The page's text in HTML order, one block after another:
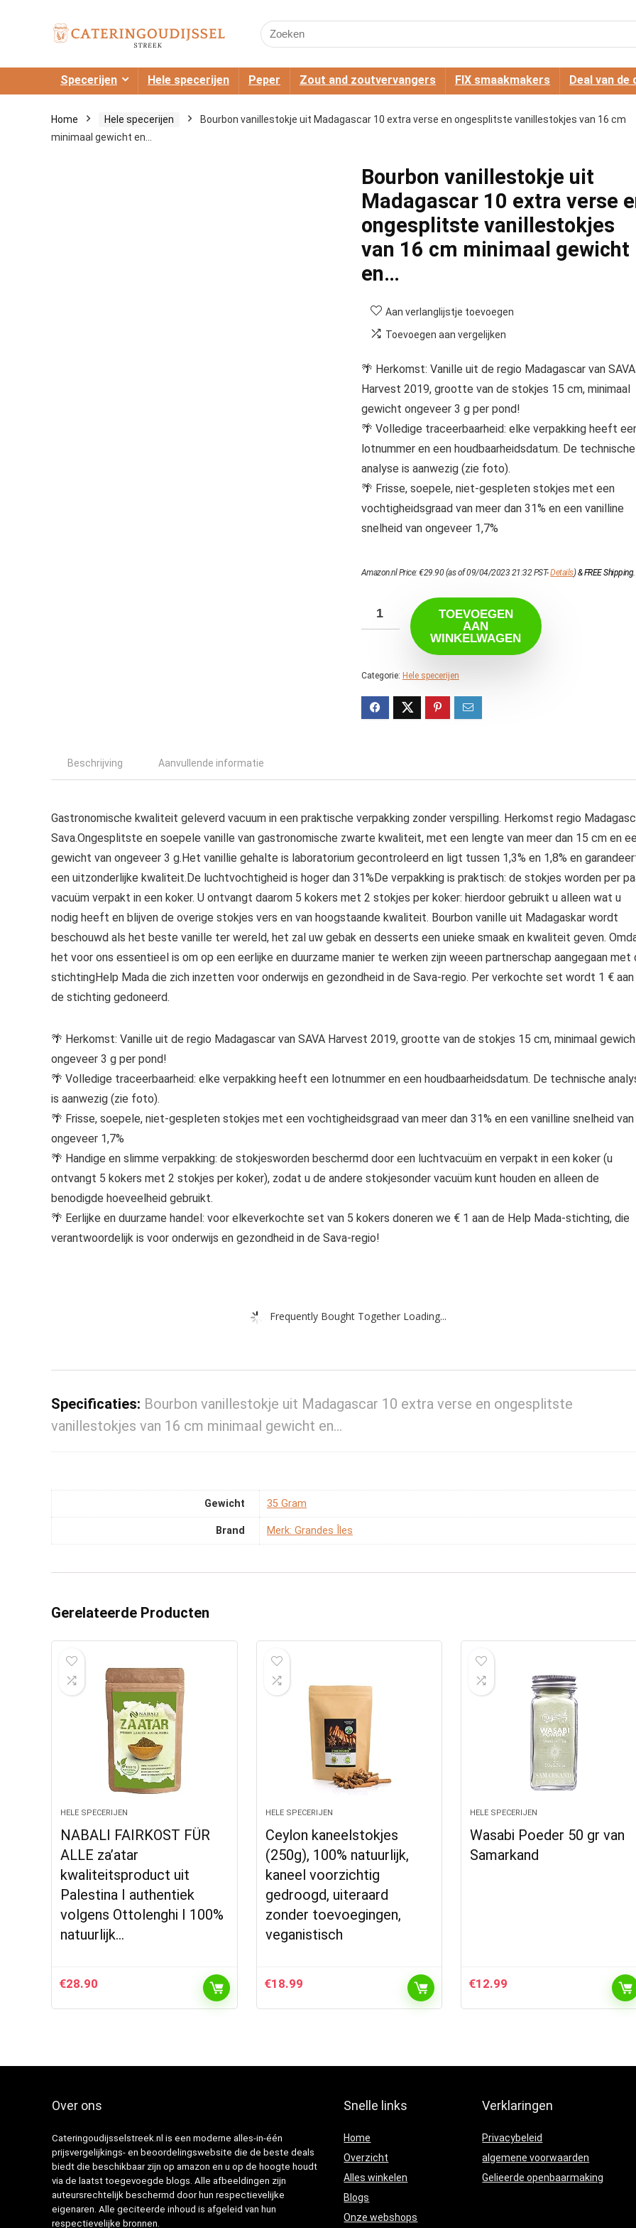
Search
for:
Specerijen Hele specerijen Peper Zout and zoutvervangers FIX smaakmakers Deal van de
Home Hele specerijen
Bourbon vanillestokje uit Madagascar 10 extra verse en ongesplitste vanillestokjes van 16 cm
minimaal gewicht en…
Bourbon vanillestokje uit
Madagascar 10 extra verse
ongesplitste vanillestokjes
van 16 cm minimaal gewicht
en…
Aan verlanglijstje toevoegen
Toevoegen aan vergelijken
🌴 Herkomst: Vanille uit de regio Madagascar van SAVA
Harvest 2019, grootte van de stokjes 15 cm, minimaal
gewicht ongeveer 3 g per pond!
🌴 Volledige traceerbaarheid: elke verpakking heeft
lotnummer en een houdbaarheidsdatum. De technische
analyse is aanwezig (zie foto).
🌴 Frisse, soepele, niet-gespleten stokjes met een
vochtigheidsgraad van meer dan 31% en een vanilline
snelheid van ongeveer 1,7%
Amazon.nl Price:€29.90(as of 09/04/2023 21:32 PST-Details)&FREE Shipping.
TOEVOEGEN
AAN
WINKELWAGEN
Categorie: Hele specerijen
Beschrijving Aanvullende informatie
Gastronomische kwaliteit geleverd vacuum in een praktische verpakking zonder verspilling. Herkomst regio
Sava.Ongesplitste en soepele vanille van gastronomische zwarte kwaliteit, met een lengte van meer dan 15 cm en
gewicht van ongeveer 3 g.Het vanillie gehalte is laboratorium gecontroleerd en ligt tussen 1,3% en 1,8% en
een uitzonderlijke kwaliteit.De luchtvochtigheid is hoger dan 31%De verpakking is praktisch: de stokjes worden per
vacuüm verpakt in een koker. U ontvangt daarom 5 kokers met 2 stokjes per koker: hierdoor gebruikt u alleen wat u
nodig heeft en blijven de overige stokjes vers en van hoogstaande kwaliteit. Bourbon vanille uit Madagaskar wordt
beschouwd als het beste vanille ter wereld, het zal uw gebak en desserts een unieke smaak en kwaliteit geven.
het voor ons essentieel is om op een eerlijke en duurzame manier te werken zijn weeen partnerschap aangegaan met
stichtingHelp Mada die zich inzetten voor onderwijs en gezondheid in de Sava-regio. Per verkochte set wordt 1 € aan
de stichting gedoneerd.
🌴 Herkomst: Vanille uit de regio Madagascar van SAVA Harvest 2019, grootte van de stokjes 15 cm, minimaal
ongeveer 3 g per pond!
🌴 Volledige traceerbaarheid: elke verpakking heeft een lotnummer en een houdbaarheidsdatum. De technische
is aanwezig (zie foto).
🌴 Frisse, soepele, niet-gespleten stokjes met een vochtigheidsgraad van meer dan 31% en een vanilline snelheid van
ongeveer 1,7%
🌴 Handige en slimme verpakking: de stokjesworden beschermd door een luchtvacuüm en verpakt in een koker (u
ontvangt 5 kokers met 2 stokjes per koker), zodat u de andere stokjesonder vacuüm kunt houden en alleen de
benodigde hoeveelheid gebruikt.
🌴 Eerlijke en duurzame handel: voor elkeverkochte set van 5 kokers doneren we € 1 aan de Help Mada-stichting, die
verantwoordelijk is voor onderwijs en gezondheid in de Sava-regio!
Frequently Bought Together Loading...
Specificaties: Bourbon vanillestokje uit Madagascar 10 extra verse en ongesplitste
vanillestokjes van 16 cm minimaal gewicht en…
Gewicht ‎35 Gram
Brand Merk: Grandes Îles
Gerelateerde Producten
HELE SPECERIJEN
NABALI FAIRKOST FÜR
ALLE za’atar
kwaliteitsproduct uit
Palestina I authentiek
volgens Ottolenghi I 100%
natuurlijk…
€28.90
HELE SPECERIJEN
Ceylon kaneelstokjes
(250g), 100% natuurlijk,
kaneel voorzichtig
gedroogd, uiteraard
zonder toevoegingen,
veganistisch
€18.99
HELE SPECERIJEN
Wasabi Poeder 50 gr van
Samarkand
€12.99
Over ons
Cateringoudijsselstreek.nl is een moderne alles-in-één
prijsvergelijkings- en beoordelingswebsite die de beste deals
biedt die beschikbaar zijn op amazon en u op de hoogte houdt
via de laatst toegevoegde blogs. Alle afbeeldingen zijn
auteursrechtelijk beschermd door hun respectievelijke
eigenaren. Alle geciteerde inhoud is afgeleid van hun
respectievelijke bronnen.
Snelle links
Home
Overzicht
Alles winkelen
Blogs
Onze webshops
Verklaringen
Privacybeleid
algemene voorwaarden
Gelieerde openbaarmaking